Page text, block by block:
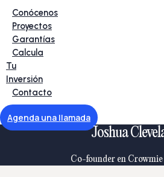
Conócenos
Proyectos
Garantías
Calcula
Tu
Inversión
Contacto
Agenda una llamada
Joshua
Co-founder en